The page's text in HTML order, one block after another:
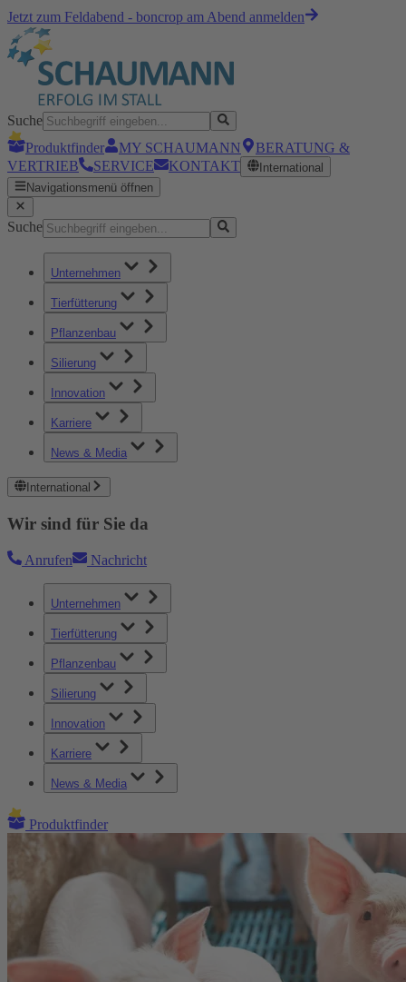
Jetzt zum Feldabend - boncrop am Abend anmelden
Suche
Produktfinder
MY SCHAUMANN
BERATUNG &
VERTRIEB
SERVICE KONTAKT
International
Navigationsmenü öffnen
Suche
Unternehmen
Tierfütterung
Pflanzenbau
Silierung
Innovation
Karriere
News & Media
International
Wir sind für Sie da
Anrufen Nachricht
Unternehmen
Tierfütterung
Pflanzenbau
Silierung
Innovation
Karriere
News & Media
Produktfinder